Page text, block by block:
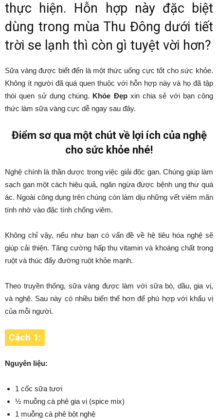
thực hiện. Hỗn hợp này đặc biệt
dùng trong mùa Thu Đông dưới tiết
trời se lạnh thì còn gì tuyệt vời hơn?
Sữa vàng được biết đến là một thức uống cực tốt cho sức khỏe.
Không ít người đã quá quen thuộc với hỗn hợp này và họ đã tập
thói quen sử dụng chúng. Khỏe Đẹpxin chia sẻ với bạn công
thức làm sữa vàng cực dễ ngay sau đây.
Điểm sơ qua một chút về lợi ích của nghệ
cho sức khỏe nhé!
Nghệ chính là thần dược trong việc giải độc gan. Chúng giúp làm
sạch gan một cách hiệu quả, ngăn ngừa được bệnh ung thư quá
ác. Ngoài công dụng trên chúng còn làm dịu những vết viêm mãn
tính nhờ vào đặc tính chống viêm.
Không chỉ vậy, nếu như bạn có vấn đề về hệ tiêu hóa nghệ sẽ
giúp cải thiện. Tăng cường hấp thụ vitamin và khoáng chất trong
ruột và thúc đẩy đường ruột khỏe mạnh.
Theo truyền thống, sữa vàng được làm với sữa bò, dầu, gia vị,
và nghệ. Sau này có nhiều biến thể hơn để phù hợp với khẩu vị
của mỗi người.
Cách 1:
Nguyên liệu:
1 cốc sữa tươi
½ muỗng cà phê gia vị (spice mix)
1 muỗng cà phê bột nghệ